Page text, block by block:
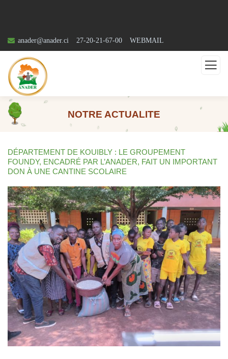
anader@anader.ci 27-20-21-67-00 WEBMAIL
NOTRE ACTUALITE
DÉPARTEMENT DE KOUIBLY : LE GROUPEMENT
FOUNDY, ENCADRÉ PAR L’ANADER, FAIT UN IMPORTANT
DON À UNE CANTINE SCOLAIRE